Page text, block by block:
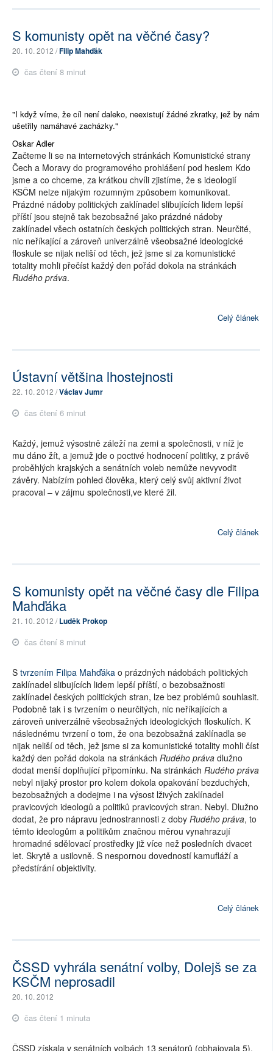
S komunisty opět na věčné časy?
20. 10. 2012 /Filip Mahďák
čas čtení 8 minut
"I když víme, že cíl není daleko, neexistují žádné zkratky, jež by nám
ušetřily namáhavé zacházky."
Oskar Adler
Začteme li se na internetových stránkách Komunistické strany
Čech a Moravy do programového prohlášení pod heslem Kdo
jsme a co chceme, za krátkou chvíli zjistíme, že s ideologií
KSČM nelze nijakým rozumným způsobem komunikovat.
Prázdné nádoby politických zaklínadel slibujících lidem lepší
příští jsou stejně tak bezobsažné jako prázdné nádoby
zaklínadel všech ostatních českých politických stran. Neurčité,
nic neříkající a zároveň univerzálně všeobsažné ideologické
floskule se nijak neliší od těch, jež jsme si za komunistické
totality mohli přečíst každý den pořád dokola na stránkách
Rudého práva.
Celý článek
Ústavní většina lhostejnosti
22. 10. 2012 /Václav Jumr
čas čtení 6 minut
Každý, jemuž výsostně záleží na zemi a společnosti, v níž je
mu dáno žít, a jemuž jde o poctivé hodnocení politiky, z právě
proběhlých krajských a senátních voleb nemůže nevyvodit
závěry. Nabízím pohled člověka, který celý svůj aktivní život
pracoval – v zájmu společnosti,ve které žil.
Celý článek
S komunisty opět na věčné časy dle Filipa
Mahďáka
21. 10. 2012 /Luděk Prokop
čas čtení 8 minut
S tvrzením Filipa Mahďáka o prázdných nádobách politických
zaklínadel slibujících lidem lepší příští, o bezobsažnosti
zaklínadel českých politických stran, lze bez problémů souhlasit.
Podobně tak i s tvrzením o neurčitých, nic neříkajících a
zároveň univerzálně všeobsažných ideologických floskulích. K
následnému tvrzení o tom, že ona bezobsažná zaklínadla se
nijak neliší od těch, jež jsme si za komunistické totality mohli číst
každý den pořád dokola na stránkách Rudého práva dlužno
dodat menší doplňující připomínku. Na stránkách Rudého práva
nebyl nijaký prostor pro kolem dokola opakování bezduchých,
bezobsažných a dodejme i na výsost lživých zaklínadel
pravicových ideologů a politiků pravicových stran. Nebyl. Dlužno
dodat, že pro nápravu jednostrannosti z doby Rudého práva, to
těmto ideologům a politikům značnou měrou vynahrazují
hromadné sdělovací prostředky již více než posledních dvacet
let. Skrytě a usilovně. S nespornou dovedností kamufláží a
předstírání objektivity.
Celý článek
ČSSD vyhrála senátní volby, Dolejš se za
KSČM neprosadil
20. 10. 2012
čas čtení 1 minuta
ČSSD získala v senátních volbách 13 senátorů (obhajovala 5),